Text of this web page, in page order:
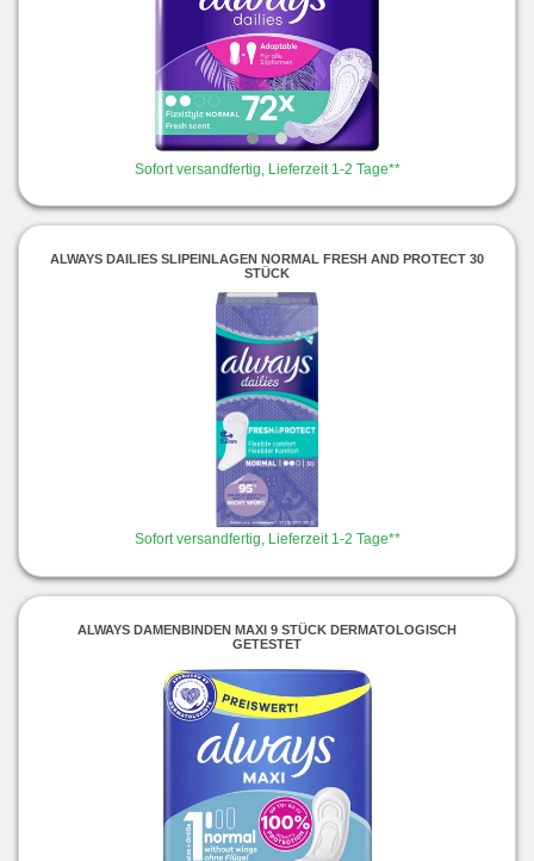
Sofort versandfertig, Lieferzeit 1-2 Tage**
ALWAYS DAILIES SLIPEINLAGEN NORMAL FRESH AND PROTECT 30
STÜCK
Sofort versandfertig, Lieferzeit 1-2 Tage**
ALWAYS DAMENBINDEN MAXI 9 STÜCK DERMATOLOGISCH
GETESTET